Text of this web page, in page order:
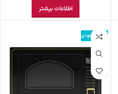
اطلاعات بیشتر
اتمام موجودی